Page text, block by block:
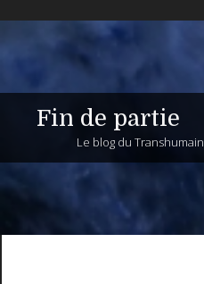
Fin de partie
Le blog du Transhumain